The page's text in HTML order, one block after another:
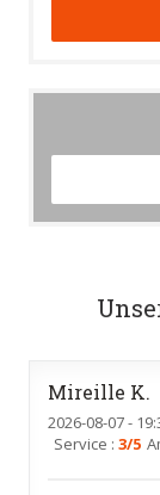
Mireille K
2026-08-07-
Service : 3/5